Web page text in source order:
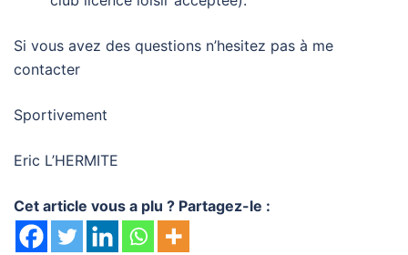
Si vous avez des questions n’hesitez pas à me
contacter
Sportivement
Eric L’HERMITE
Cet article vous a plu ? Partagez-le :